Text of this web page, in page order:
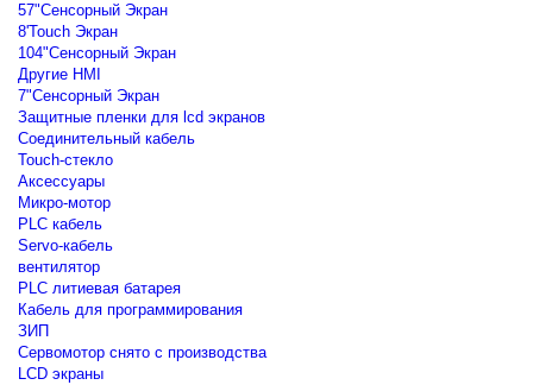
57"Сенсорный Экран
8'Touch Экран
104"Сенсорный Экран
Другие HMI
7"Сенсорный Экран
Защитные пленки для lcd экранов
Соединительный кабель
Touch-стекло
Аксессуары
Микро-мотор
PLC кабель
Servo-кабель
вентилятор
PLC литиевая батарея
Кабель для программирования
ЗИП
Сервомотор снято с производства
LCD экраны